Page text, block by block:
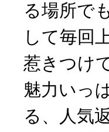
ふるさ
10秒ぴ
自治体
る場所で
して毎回
惹きつけ
魅力いっ
る、人気